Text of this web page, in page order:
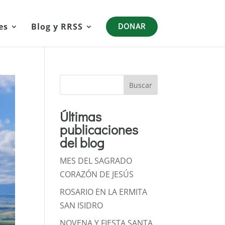
Blog y RRSS DONAR
Buscar
Últimas
publicaciones
del blog
MES DEL SAGRADO
CORAZÓN DE JESÚS
ROSARIO EN LA ERMITA
SAN ISIDRO